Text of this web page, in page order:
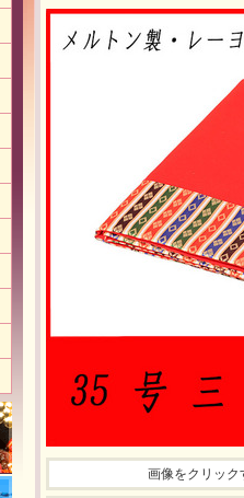
画像をクリック